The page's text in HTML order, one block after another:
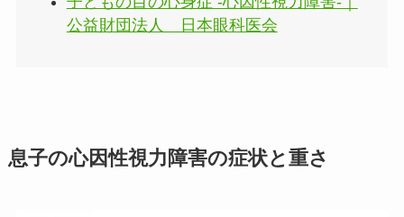
公益財団法人 日本眼科医会
息子の心因性視力障害の症状と重さ